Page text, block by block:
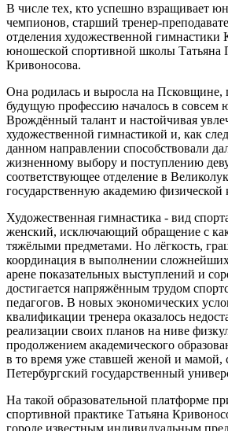
В числе тех, кто успешно взращивает
чемпионов, старший тренер-
отделения художественной гимнастики
юношеской спортивной школы Татьяна
Кривоносова.
Она родилась и выросла на Псковщине,
будущую профессию началось в совсем
Врождённый талант и настойчивая
художественной гимнастикой и, как
данном направлении способствовали
жизненному выбору и поступлению
соответствующее отделение в
государственную академию физической
Художественная гимнастика - вид
женский, исключающий обращение с
тяжёлыми предметами. Но лёгкость,
координация в выполнении
арене показательных выступлений и
достигается напряжённым трудом
педагогов. В новых экономических
квалификации тренера оказалось
реализации своих планов на ниве
продолжением академического
в то время уже ставшей женой и мамой,
Петербургский государственный
На такой образовательной платформе
спортивной практике Татьяна
городе известным индивидуальным